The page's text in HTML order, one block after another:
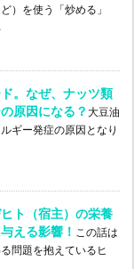
）を使う「炒める」
。なぜ、ナッツ類
原因になる？ 大豆油
ギー発症の原因となり
ト（宿主）の栄養
える影響！ この話は
問題を抱えているヒ